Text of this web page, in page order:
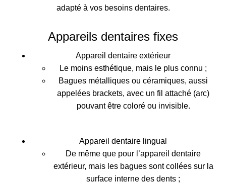
adapté à vos besoins dentaires.
Appareils dentaires fixes
Appareil dentaire extérieur
Le moins esthétique, mais le plus connu ;
Bagues métalliques ou céramiques, aussi
appelées brackets, avec un fil attaché (arc)
pouvant être coloré ou invisible.
Appareil dentaire lingual
De même que pour l’appareil dentaire
extérieur, mais les bagues sont collées sur la
surface interne des dents ;